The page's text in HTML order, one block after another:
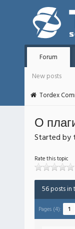
Forum
New posts
Tordex
О
Started by
Rate this topic
56 posts in
Pages (4): 1